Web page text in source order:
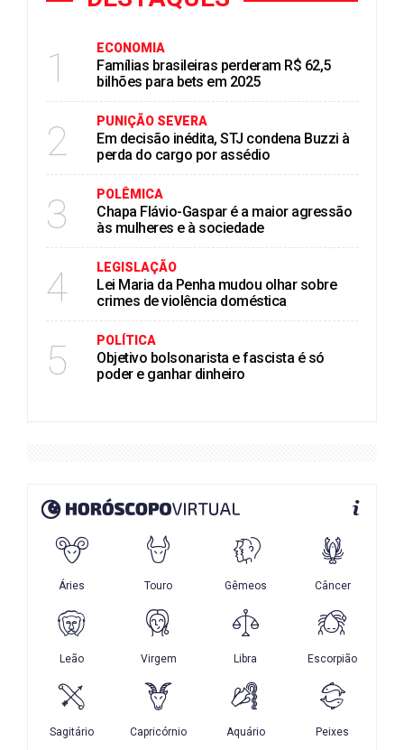
1 ECONOMIA
Famílias brasileiras perderam R$ 62,5
bilhões para bets em 2025
2 PUNIÇÃO SEVERA
Em decisão inédita, STJ condena Buzzi à
perda do cargo por assédio
3 POLÊMICA
Chapa Flávio-Gaspar é a maior agressão
às mulheres e à sociedade
4 LEGISLAÇÃO
Lei Maria da Penha mudou olhar sobre
crimes de violência doméstica
5 POLÍTICA
Objetivo bolsonarista e fascista é só
poder e ganhar dinheiro